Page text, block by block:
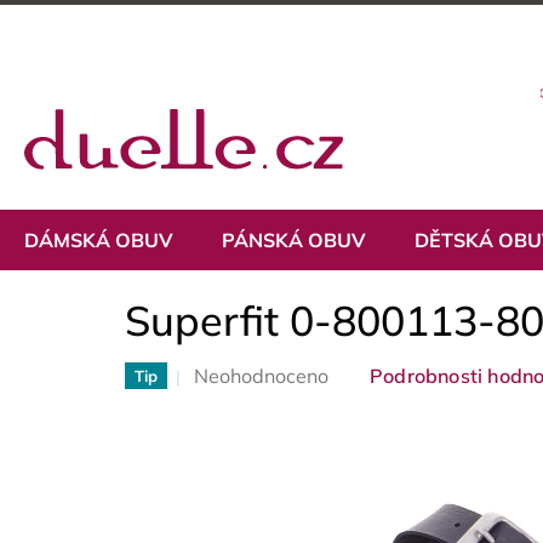
Přejít
DÁMSKÁ OBUV PÁNSKÁ OBUV DĚTSKÁ
Superfit 0-800113-
Tip
Průměrné
Neohodnoceno Podrobnosti